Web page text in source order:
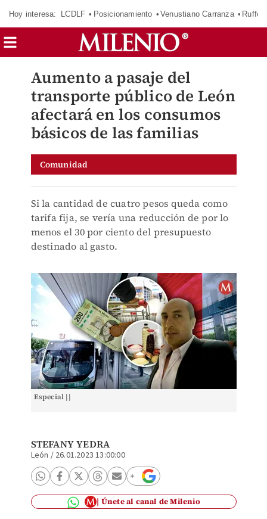
Hoy interesa: LCDLF Posicionamiento Venustiano Carranza Ruffo
Aumento a pasaje del
transporte público de León
afectará en los consumos
básicos de las familias
Comunidad
Si la cantidad de cuatro pesos queda como
tarifa fija, se vería una reducción de por lo
menos el 30 por ciento del presupuesto
destinado al gasto.
Especial ||
STEFANY YEDRA
León / 26.01.2023 13:00:00
Únete al canal de Milenio